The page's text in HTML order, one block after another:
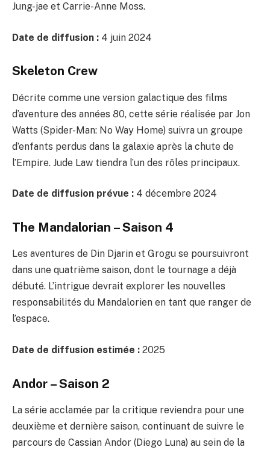
Jung-jae et Carrie-Anne Moss.
Date de diffusion : 4 juin 2024
Skeleton Crew
Décrite comme une version galactique des films
d’aventure des années 80, cette série réalisée par Jon
Watts (Spider-Man: No Way Home) suivra un groupe
d’enfants perdus dans la galaxie après la chute de
l’Empire. Jude Law tiendra l’un des rôles principaux.
Date de diffusion prévue : 4 décembre 2024
The Mandalorian – Saison 4
Les aventures de Din Djarin et Grogu se poursuivront
dans une quatrième saison, dont le tournage a déjà
débuté. L’intrigue devrait explorer les nouvelles
responsabilités du Mandalorien en tant que ranger de
l’espace.
Date de diffusion estimée : 2025
Andor – Saison 2
La série acclamée par la critique reviendra pour une
deuxième et dernière saison, continuant de suivre le
parcours de Cassian Andor (Diego Luna) au sein de la